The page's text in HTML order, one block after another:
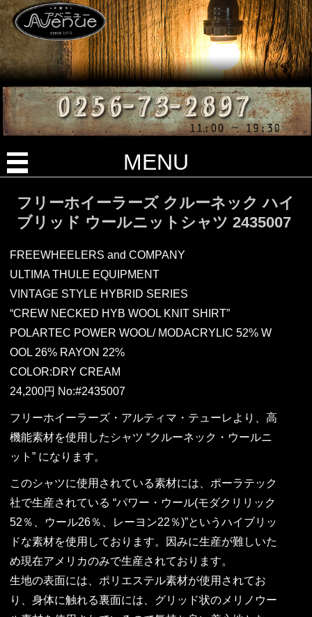
MENU
フリーホイーラーズ クルーネック ハイ
ブリッド ウールニットシャツ 2435007
FREEWHEELERS and COMPANY
ULTIMA THULE EQUIPMENT
VINTAGE STYLE HYBRID SERIES
“CREW NECKED HYB WOOL KNIT SHIRT”
POLARTEC POWER WOOL/ MODACRYLIC 52% W
OOL 26% RAYON 22%
COLOR:DRY CREAM
24,200円 No:#2435007
フリーホイーラーズ・アルティマ・テューレより、高
機能素材を使用したシャツ “クルーネック・ウールニ
ット” になります。
このシャツに使用されている素材には、ポーラテック
社で生産されている “パワー・ウール(モダクリリック
52％、ウール26％、レーヨン22％)”というハイブリッ
ドな素材を使用しております。因みに生産が難しいた
め現在アメリカのみで生産されております。
生地の表面には、ポリエステル素材が使用されてお
り、身体に触れる裏面には、グリッド状のメリノウー